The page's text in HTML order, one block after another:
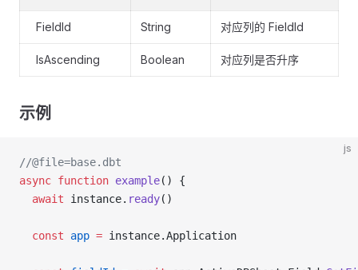
FieldId String 对应列的 FieldId
IsAscending Boolean 对应列是否升序
示例
js
//@file=base.dbt
async function example() {
  await
instance. ready()
  const
app = instance.Application